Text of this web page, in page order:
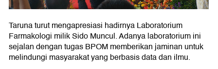
Taruna turut mengapresiasi hadirnya Laboratorium
Farmakologi milik Sido Muncul. Adanya laboratorium ini
sejalan dengan tugas BPOM memberikan jaminan untuk
melindungi masyarakat yang berbasis data dan ilmu.